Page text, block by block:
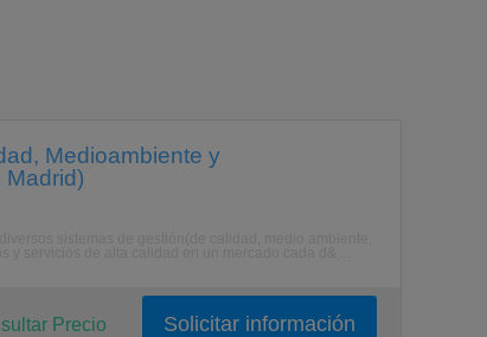
Medioambiente y
Solicitar información
Precio